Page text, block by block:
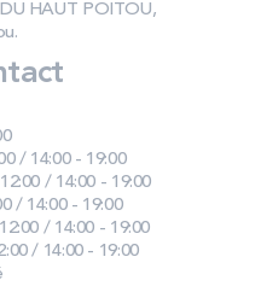
DU HAUT POITOU,
/ 14:00 - 19:00
/ 14:00 - 19:00
/ 14:00 - 19:00
/ 14:00 - 19:00
/ 14:00 - 19:00